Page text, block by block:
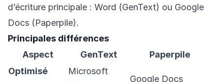
d’écriture principale : Word (GenText) ou Google
Docs (Paperpile).
Principales différences
Aspect
GenText
Paperpile
Optimisé
Microsoft
Google Docs